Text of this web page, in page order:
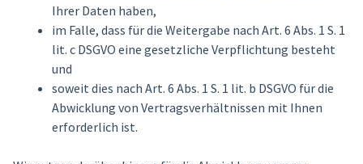
Ihrer Daten haben,
im Falle, dass für die Weitergabe nach Art. 6 Abs. 1 S. 1
lit. c DSGVO eine gesetzliche Verpflichtung besteht
und
soweit dies nach Art. 6 Abs. 1 S. 1 lit. b DSGVO für die
Abwicklung von Vertragsverhältnissen mit Ihnen
erforderlich ist.